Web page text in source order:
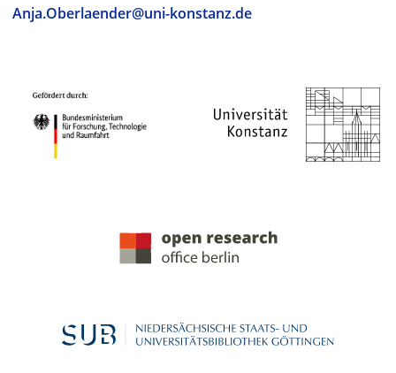
Anja.Oberlaender@uni-konstanz.de